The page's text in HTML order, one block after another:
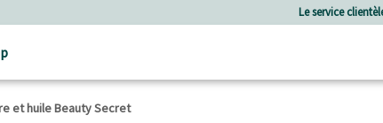
Le service
et huile Beauty Secret